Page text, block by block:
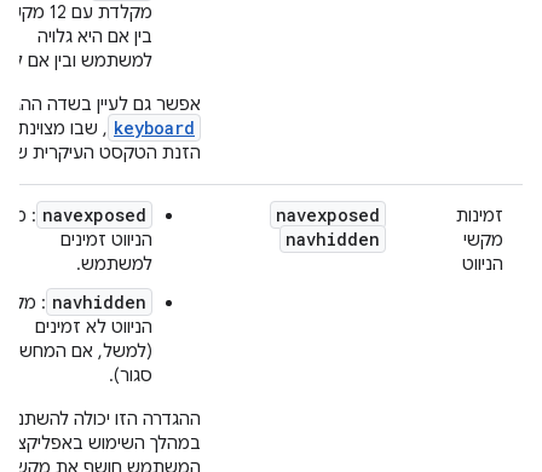
מקלדת עם 12
בין אם היא גלויה
למשתמש ובין אם
אפשר גם לעיין בשדה
keyboard , שבו מצוינת
הזנת הטקסט העיקרית
זמינות
מקשי
הניווט
navexposed
navhidden
navexposed
:
הניווט זמינים
למשתמש.
navhidden
:
הניווט לא זמינים
(למשל, אם המחשב
סגור).
ההגדרה הזו יכולה להשתנות
במהלך השימוש
המשתמש חושף את מקשי